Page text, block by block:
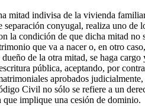
mitad indivisa de la vivienda
separación conyugal, realiza uno
la condición de que dicha mitad no
que va a nacer o, en otro
de la otra mitad, se haga
pública, aceptando, por
aprobados
Civil no sólo se refiere a un
que implique una cesión de dominio.